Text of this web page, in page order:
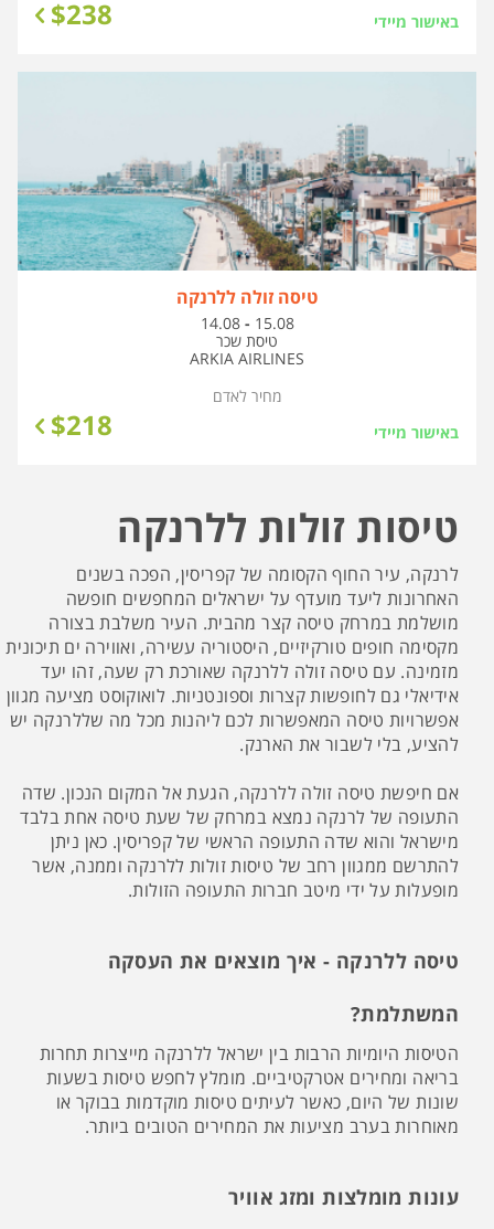
באישור מיידי $238
טיסה זולה ללרנקה
בין
התאריכים,
14.08 - 15.08
טיסת שכר
ARKIA AIRLINES
באישור מיידי $218
מחיר לאדם
טיסות זולות ללרנקה
לרנקה, עיר החוף הקסומה של קפריסין, הפכה בשנים
האחרונות ליעד מועדף על ישראלים המחפשים חופשה
מושלמת במרחק טיסה קצר מהבית. העיר משלבת בצורה
מקסימה חופים טורקיזיים, היסטוריה עשירה, ואווירה ים תיכונית
מזמינה. עם טיסה זולה ללרנקה שאורכת רק שעה, זהו יעד
אידיאלי גם לחופשות קצרות וספונטניות. לואוקוסט מציעה מגוון
אפשרויות טיסה המאפשרות לכם ליהנות מכל מה שללרנקה יש
להציע, בלי לשבור את הארנק.
אם חיפשת טיסה זולה ללרנקה, הגעת אל המקום הנכון. שדה
התעופה של לרנקה נמצא במרחק של שעת טיסה אחת בלבד
מישראל והוא שדה התעופה הראשי של קפריסין. כאן ניתן
להתרשם ממגוון רחב של טיסות זולות ללרנקה וממנה, אשר
מופעלות על ידי מיטב חברות התעופה הזולות.
טיסה ללרנקה - איך מוצאים את העסקה
המשתלמת?
הטיסות היומיות הרבות בין ישראל ללרנקה מייצרות תחרות
בריאה ומחירים אטרקטיביים. מומלץ לחפש טיסות בשעות
שונות של היום, כאשר לעיתים טיסות מוקדמות בבוקר או
מאוחרות בערב מציעות את המחירים הטובים ביותר.
עונות מומלצות ומזג אוויר